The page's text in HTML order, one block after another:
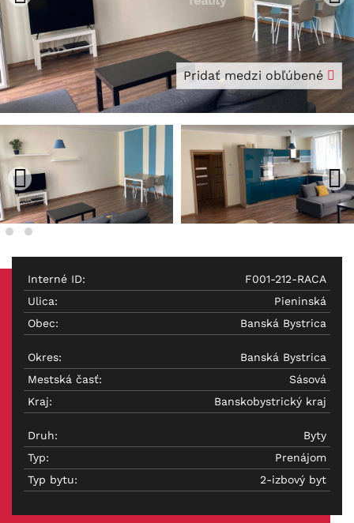
Pridať medzi obľúbené
Interné ID:
F001-212-RACA
Ulica:
Pieninská
Obec:
Banská Bystrica
Okres:
Banská Bystrica
Mestská časť:
Sásová
Kraj:
Banskobystrický kraj
Druh:
Byty
Typ:
Prenájom
Typ bytu:
2-izbový byt